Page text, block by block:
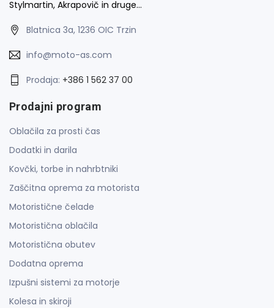
Stylmartin, Akrapovič in druge…
Blatnica 3a, 1236 OIC Trzin
info@moto-as.com
Prodaja: +386 1 562 37 00
Prodajni program
Oblačila za prosti čas
Dodatki in darila
Kovčki, torbe in nahrbtniki
Zaščitna oprema za motorista
Motoristične čelade
Motoristična oblačila
Motoristična obutev
Dodatna oprema
Izpušni sistemi za motorje
Kolesa in skiroji